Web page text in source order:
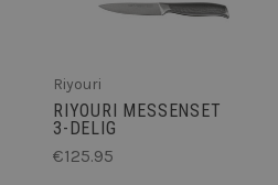
Riyouri
RIYOURI MESSENSET
3-DELIG
€125.95